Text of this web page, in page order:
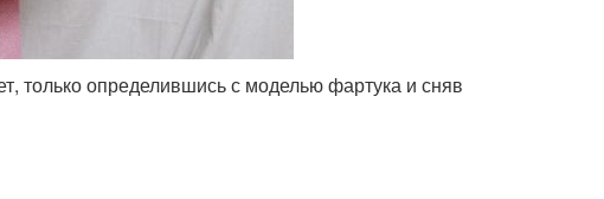
только определившись с моделью фартука и сняв